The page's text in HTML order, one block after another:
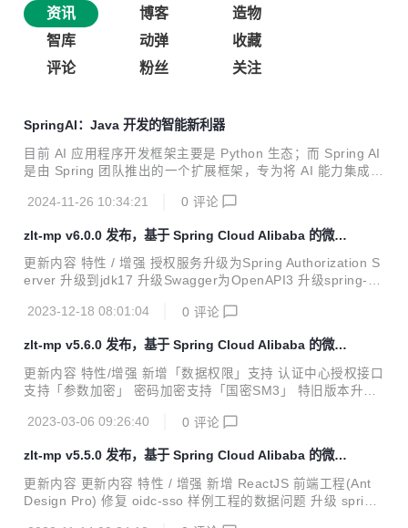
资讯 博客
造物
智库
动弹
收藏
评论
粉丝 关注
SpringAI：Java 开发的智能新利器
目前 AI 应用程序开发框架主要是 Python 生态；而 Spring AI
是由 Spring 团队推出的一个扩展框架，专为将 AI 能力集成到
2024-11-26 10:34:21
0 评论
zlt-mp v6.0.0 发布，基于 Spring Cloud Alibaba 的微服
务平台
更新内容 特性 / 增强 授权服务升级为Spring Authorization S
erver 升级到jdk17 升级Swagger为OpenAPI3 升级spring-bo
baba到2022.0.0.0 升级spring-boot-admin到3.1.8 升级myb
了) 删除无用模块(job和transaction) 特性 / 增强 分支名 JDK
Spring Boot Spring Cloud ma...
2023-12-18 08:01:04 0 评论
zlt-mp v5.6.0 发布，基于 Spring Cloud Alibaba 的微服
务平台
更新内容 特性/增强 新增「数据权限」支持 认证中心授权接口
支持「参数加密」 密码加密支持「国密SM3」 特旧版本升级
`; alter table sys_role add data_scope varchar(32) DEFAU
ATOR/创建者权限'; alter table sys_user add `creator_id` in
t(11) COMMENT '创建人id'; update sys_user set creator_
i...
2023-03-06 09:26:40 0 评论
zlt-mp v5.5.0 发布，基于 Spring Cloud Alibaba 的微服
务平台
更新内容 更新内容 特性 / 增强 新增 ReactJS 前端工程(Ant
Design Pro) 修复 oidc-sso 样例工程的数据问题 升级 spring-